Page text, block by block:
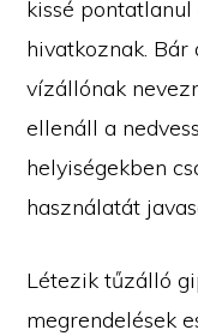
kissé
hivatkoznak.
vízállónak
ellenáll a
helyiségekben
használatát
Létezik tűzálló
megrendelések